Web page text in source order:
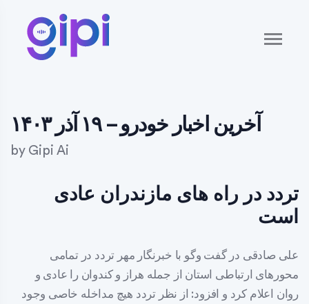
آخرین اخبار خودرو – ۱۹ آذر ۱۴۰۳
by Gipi Ai
تردد در راه های مازندران عادی
است
علی صادقی در گفت وگو با خبرنگار مهر تردد در تمامی
محورهای ارتباطی استان از جمله هراز و کندوان را عادی و
روان اعلام کرد و افزود: از نظر تردد هیچ مداخله خاصی وجود